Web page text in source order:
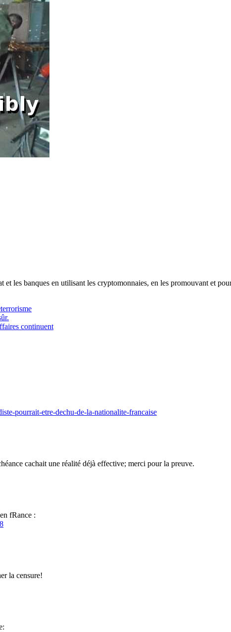
et les banques en utilisant les cryptomonnaies, en les promouvant et
terrorisme
continuent
pourrait-etre-dechu-de-la-nationalite-francaise
cachait une réalité déjà effective; merci pour la preuve.
fRance :
la censure!